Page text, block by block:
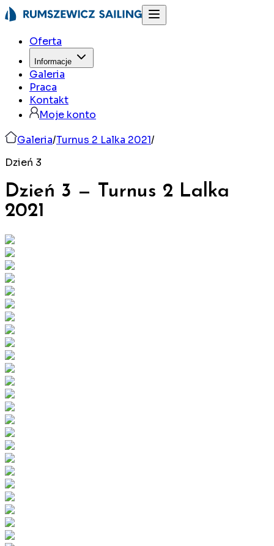
Oferta
Informacje
Galeria
Praca
Kontakt
Moje konto
Galeria/Turnus 2 Lalka 2021/
Dzień 3
Dzień 3 —
Turnus 2 Lalka
2021